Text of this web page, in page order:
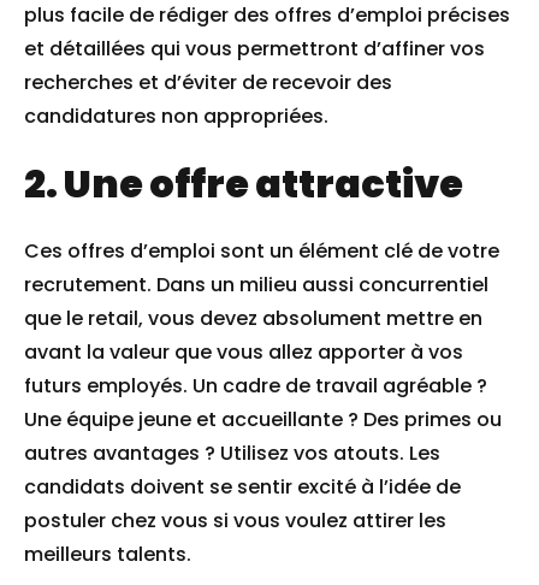
plus facile de rédiger des offres d’emploi précises
et détaillées qui vous permettront d’affiner vos
recherches et d’éviter de recevoir des
candidatures non appropriées.
2. Une offre attractive
Ces offres d’emploi sont un élément clé de votre
recrutement. Dans un milieu aussi concurrentiel
que le retail, vous devez absolument mettre en
avant la valeur que vous allez apporter à vos
futurs employés. Un cadre de travail agréable ?
Une équipe jeune et accueillante ? Des primes ou
autres avantages ? Utilisez vos atouts. Les
candidats doivent se sentir excité à l’idée de
postuler chez vous si vous voulez attirer les
meilleurs talents.